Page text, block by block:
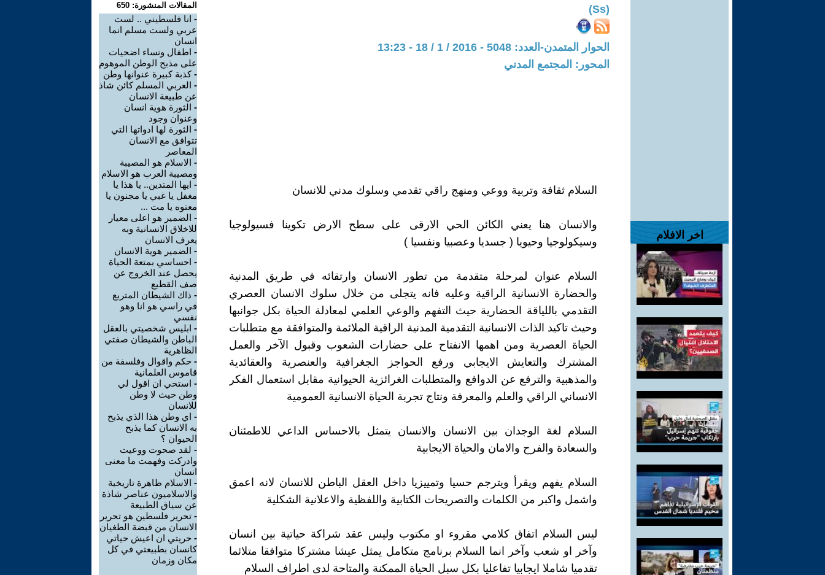
اخر الافلام
(Ss)
الحوار المتمدن-العدد: 5048 - 2016 / 1 / 18 - 13:23
المحور: المجتمع المدني
السلام ثقافة وتربية ووعي ومنهج راقي تقدمي وسلوك مدني للانسان
والانسان هنا يعني الكائن الحي الارقى على سطح الارض تكوينا فسيولوجيا
وسيكولوجيا وحيويا ( جسديا وعصبيا ونفسيا )
السلام عنوان لمرحلة متقدمة من تطور الانسان وارتقائه في طريق المدنية
والحضارة الانسانية الراقية وعليه فانه يتجلى من خلال سلوك الانسان العصري
التقدمي باللياقة الحضارية حيث التفهم والوعي العلمي لمعادلة الحياة بكل جوانبها
وحيث تاكيد الذات الانسانية التقدمية المدنية الراقية الملائمة والمتوافقة مع متطلبات
الحياة العصرية ومن اهمها الانفتاح على حضارات الشعوب وقبول الآخر والعمل
المشترك والتعايش الايجابي ورفع الحواجز الجغرافية والعنصرية والعقائدية
والمذهبية والترفع عن الدوافع والمتطلبات الغرائزية الحيوانية مقابل استعمال الفكر
الانساني الراقي والعلم والمعرفة ونتاج تجربة الحياة الانسانية العمومية
السلام لغة الوجدان بين الانسان والانسان يتمثل بالاحساس الداعي للاطمئنان
والسعادة والفرح والامان والحياة الايجابية
السلام يفهم ويقرأ ويترجم حسيا وتمييزيا داخل العقل الباطن للانسان لانه اعمق
واشمل واكبر من الكلمات والتصريحات الكتابية واللفظية والاعلانية الشكلية
ليس السلام اتفاق كلامي مقروء او مكتوب وليس عقد شراكة حياتية بين انسان
وآخر او شعب وآخر انما السلام برنامج متكامل يمثل عيشا مشتركا متوافقا متلائما
تقدميا شاملا ايجابيا تفاعليا بكل سبل الحياة الممكنة والمتاحة لدى اطراف السلام
المقالات المنشورة: 650
- انا فلسطيني .. لست
عربي ولست مسلم انما
انسان
- اطفال ونساء اضحيات
على مذبح الوطن الموهوم
-كذبة كبيرة عنوانها وطن
- العربي المسلم كائن شاذ
عن طبيعة الانسان
- الثورة هوية انسان
وعنوان وجود
- الثورة لها ادواتها التي
تتوافق مع الانسان
المعاصر
- الاسلام هو المصيبة
ومصيبة العرب هو الاسلام
- ايها المتدين.. يا هذا يا
مغفل يا غبي يا مجنون يا
معتوه يا مت ...
- الضمير هو اعلى معيار
للاخلاق الانسانية وبه
يعرف الانسان
- الضمير هوية الانسان
- احساسي بمتعة الحياة
يحصل عند الخروج عن
صف القطيع
- ذاك الشيطان المتربع
في راسي هو انا وهو
نفسي
- ابليس شخصيتي بالعقل
الباطن والشيطان صفتي
الظاهرية
- حكم واقوال وفلسفة من
قاموس العلمانية
- استحي ان اقول لي
وطن حيث لا وطن
للانسان
- اي وطن هذا الذي يذبح
به الانسان كما يذبح
الحيوان ؟
- لقد صحوت ووعيت
وادركت وفهمت ما معنى
انسان
- الاسلام ظاهرة تاريخية
والاسلاميون عناصر شاذة
عن سياق الطبيعة
- تحرير فلسطين هو تحرير
الانسان من قبضة الطغيان
- حريتي ان اعيش حياتي
كانسان بطبيعتي في كل
مكان وزمان